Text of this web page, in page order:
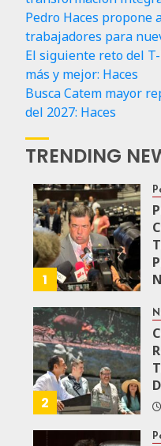
Pedro Haces propone
trabajadores para
El siguiente reto del
más y mejor: Haces
Busca Catem mayor
del 2027: Haces
TRENDING
1
2